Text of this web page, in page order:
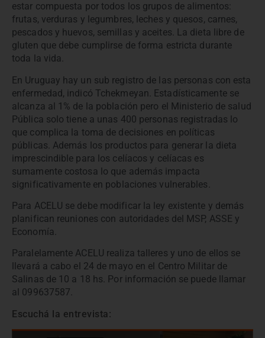
estar compuesta por todos los grupos de alimentos:
frutas, verduras y legumbres, leches y quesos, carnes,
pescados y huevos, semillas y aceites. La dieta libre de
gluten que debe cumplirse de forma estricta durante
toda la vida.
En Uruguay hay un sub registro de las personas con esta
enfermedad, indicó Tchekmeyan. Estadísticamente se
alcanza al 1% de la población pero el Ministerio de salud
Pública solo tiene a unas 400 personas registradas lo
que complica la toma de decisiones en políticas
públicas. Además los productos para generar la dieta
imprescindible para los celíacos y celíacas es
sumamente costosa lo que además impacta
significativamente en poblaciones vulnerables.
Para ACELU se debe modificar la ley existente y demás
planifican reuniones con autoridades del MSP, ASSE y
Economía.
Paralelamente ACELU realiza talleres y uno de ellos se
llevará a cabo el 24 de mayo en el Centro Militar de
Salinas de 10 a 18 hs. Por información se puede llamar
al 099637587.
Escuchá la entrevista: